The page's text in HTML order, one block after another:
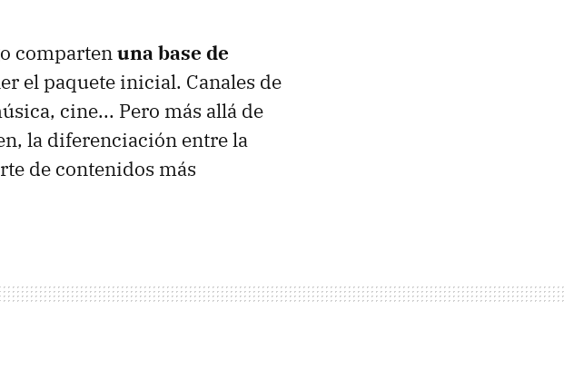
compartenuna base de
el paquete inicial. Canales de
cine... Pero más allá de
la diferenciación entre la
de contenidos más